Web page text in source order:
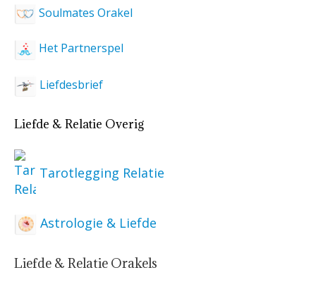
Soulmates Orakel
Het Partnerspel
Liefdesbrief
Liefde & Relatie Overig
Tarotlegging Relatie
Astrologie & Liefde
Liefde & Relatie Orakels